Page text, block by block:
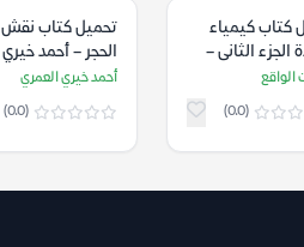
كتاب كيمياء
الجزء الثانى –
الواقع
الواقع
(0.0)
تحميل كتاب نقش
الحجر – أحمد خيري
العمري
أحمد خيري العمري
(0.0)